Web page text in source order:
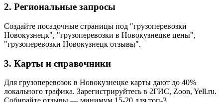
2. Региональные запросы
Создайте посадочные страницы под "грузоперевозки
Новокузнецк", "грузоперевозки в Новокузнецке цены",
"грузоперевозки Новокузнецк отзывы".
3. Карты и справочники
Для грузоперевозок в Новокузнецке карты дают до 40%
локального трафика. Зарегистрируйтесь в 2ГИС, Zoon, Yell.ru.